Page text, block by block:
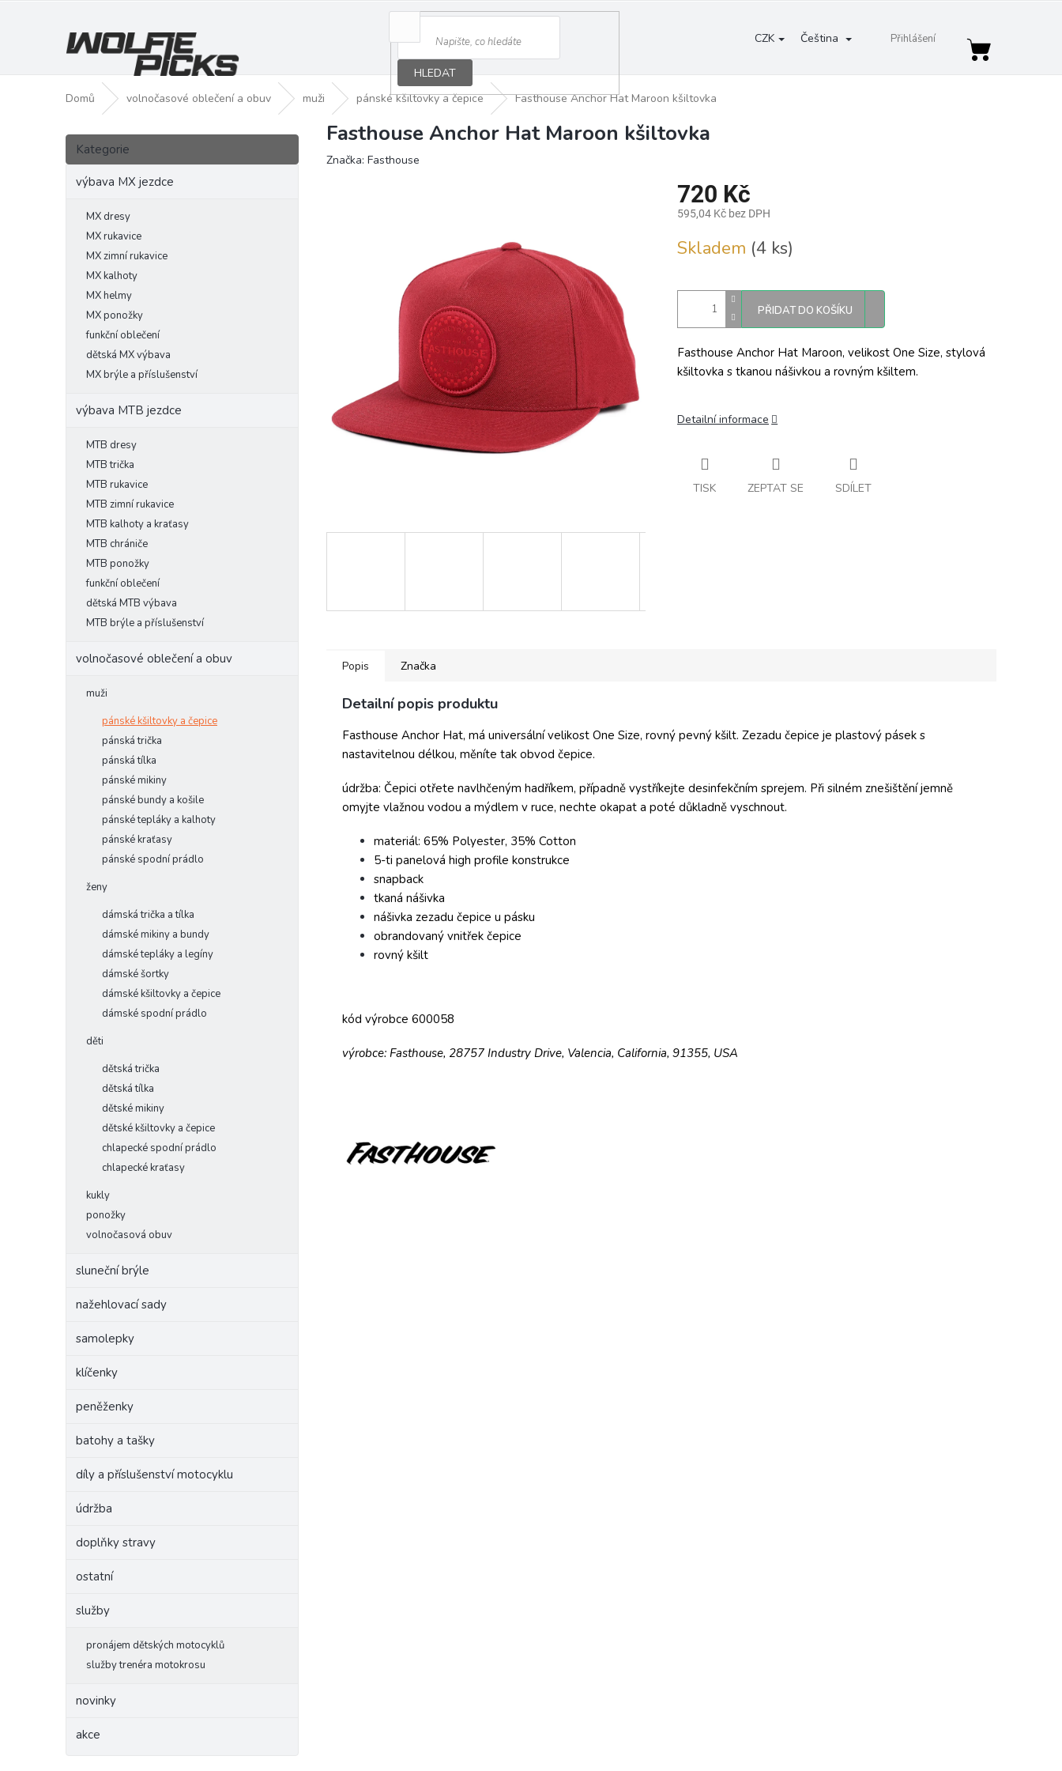
CZK Čeština Přihlášení
HLEDAT
Nákupní
Domů volnočasové oblečení a obuv muži pánské kšiltovky a čepice Fasthouse Anchor Hat Maroon kšiltovka
P
s
Přeskočit
kategorie
Kategorie
výbava MX jezdce
MX dresy
MX rukavice
MX zimní rukavice
MX kalhoty
MX helmy
MX ponožky
funkční oblečení
dětská MX výbava
MX brýle a příslušenství
výbava MTB jezdce
MTB dresy
MTB trička
MTB rukavice
MTB zimní rukavice
MTB kalhoty a kraťasy
MTB chrániče
MTB ponožky
funkční oblečení
dětská MTB výbava
MTB brýle a příslušenství
volnočasové oblečení a obuv
muži
pánské kšiltovky a čepice
pánská trička
pánská tílka
pánské mikiny
pánské bundy a košile
pánské tepláky a kalhoty
pánské kraťasy
pánské spodní prádlo
ženy
dámská trička a tílka
dámské mikiny a bundy
dámské tepláky a legíny
dámské šortky
dámské kšiltovky a čepice
dámské spodní prádlo
děti
dětská trička
dětská tílka
dětské mikiny
dětské kšiltovky a čepice
chlapecké spodní prádlo
chlapecké kraťasy
kukly
ponožky
volnočasová obuv
sluneční brýle
nažehlovací sady
samolepky
klíčenky
peněženky
batohy a tašky
díly a příslušenství motocyklu
údržba
doplňky stravy
ostatní
služby
pronájem dětských motocyklů
služby trenéra motokrosu
novinky
akce
Fasthouse Anchor Hat Maroon kšiltovka
Značka: Fasthouse
720 Kč
595,04 Kč bez DPH
cena:
Skladem (4 ks)
PŘIDAT DO KOŠÍKU
Fasthouse Anchor Hat Maroon, velikost One Size, stylová
kšiltovka s tkanou nášivkou a rovným kšiltem.
Detailní informace
TISK ZEPTAT SE SDÍLET
Popis Značka
Detailní popis produktu
Fasthouse Anchor Hat, má universální velikost One Size, rovný pevný kšilt. Zezadu čepice je plastový pásek s
nastavitelnou délkou, měníte tak obvod čepice.
údržba: Čepici otřete navlhčeným hadříkem, případně vystříkejte desinfekčním sprejem. Při silném znešištění jemně
omyjte vlažnou vodou a mýdlem v ruce, nechte okapat a poté důkladně vyschnout.
materiál: 65% Polyester, 35% Cotton
5-ti panelová high profile konstrukce
snapback
tkaná nášivka
nášivka zezadu čepice u pásku
obrandovaný vnitřek čepice
rovný kšilt
kód výrobce 600058
výrobce: Fasthouse, 28757 Industry Drive, Valencia, California, 91355, USA